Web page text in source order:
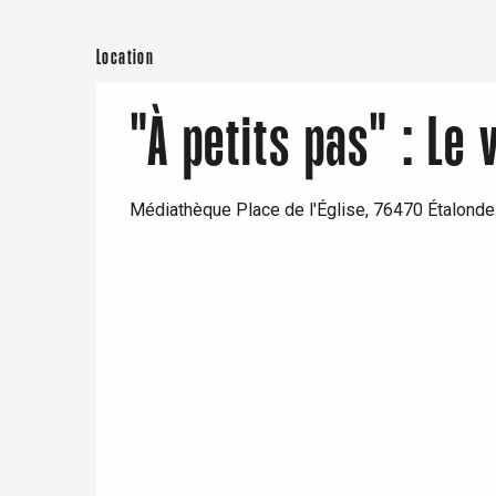
Clères
Buchy
Rouen
Location
"À petits pas" :
Médiathèque Place de l'Église, 76470